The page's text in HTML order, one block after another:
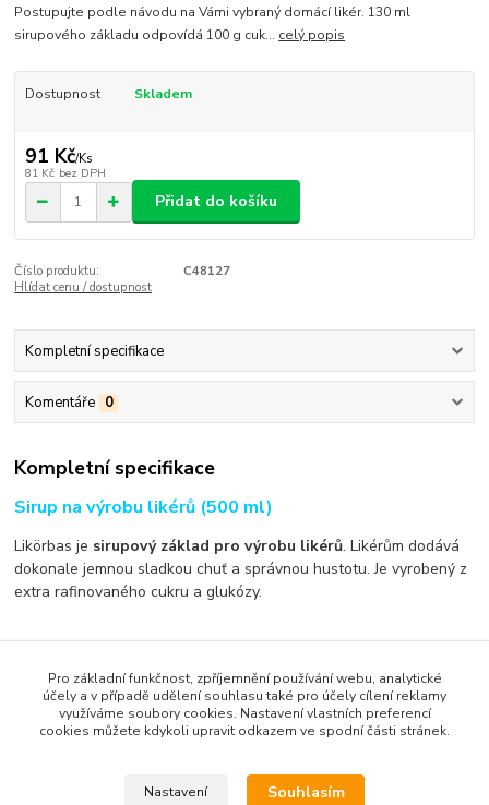
Postupujte podle návodu na Vámi vybraný domácí likér. 130 ml
sirupového základu odpovídá 100 g cuk... celý popis
Dostupnost Skladem
91 Kč/Ks
81 Kč bez DPH
Přidat do košíku
Číslo produktu:
C48127
Hlídat cenu / dostupnost
Kompletní specifikace
Komentáře 0
Kompletní specifikace
Sirup na výrobu likérů (500 ml)
Likörbas je sirupový základ pro výrobu likérů. Likérům dodává
dokonale jemnou sladkou chuť a správnou hustotu. Je vyrobený z
extra rafinovaného cukru a glukózy.
likér. 130 ml sirupového základu odpovídá 100 g cukru.
Složení:rafinovaný cukerný sirup (infuzní sirup), glukóza, invertní
cukr, stabilizátor, kyselina citrónová, E 211
Švédsko
Pro základní funkčnost, zpříjemnění používání webu, analytické
účely a v případě udělení souhlasu také pro účely cílení reklamy
využíváme soubory cookies. Nastavení vlastních preferencí
cookies můžete kdykoli upravit odkazem ve spodní části stránek.
Nastavení Souhlasím